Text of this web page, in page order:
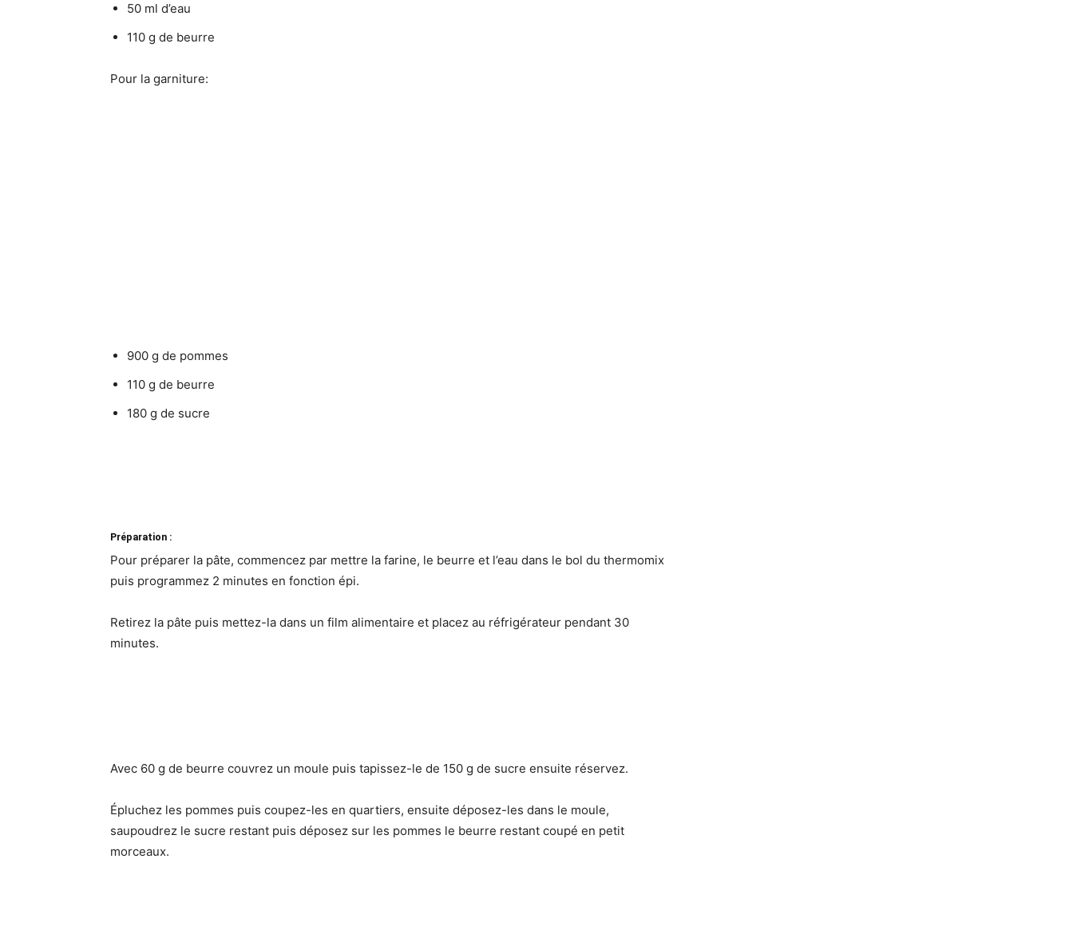
50 ml d’eau
110 g de beurre
Pour la garniture:
900 g de pommes
110 g de beurre
180 g de sucre
Préparation :
Pour préparer la pâte, commencez par mettre la farine, le beurre et l’eau dans le bol du thermomix
puis programmez 2 minutes en fonction épi.
Retirez la pâte puis mettez-la dans un film alimentaire et placez au réfrigérateur pendant 30
minutes.
Avec 60 g de beurre couvrez un moule puis tapissez-le de 150 g de sucre ensuite réservez.
Épluchez les pommes puis coupez-les en quartiers, ensuite déposez-les dans le moule,
saupoudrez le sucre restant puis déposez sur les pommes le beurre restant coupé en petit
morceaux.